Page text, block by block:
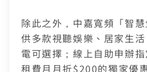
除此之外，中嘉寬頻「智
供多款視聽娛樂、居家生
電可選擇；線上自助申辦
租費月月折$200的獨家優